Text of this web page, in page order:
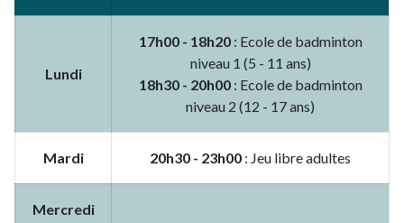
Lundi
17h00 - 18h20: Ecole de badminton
niveau 1 (5 - 11 ans)
18h30 - 20h00: Ecole de badminton
niveau 2 (12 - 17 ans)
Mardi 20h30 - 23h00 : Jeu libre adultes
Mercredi